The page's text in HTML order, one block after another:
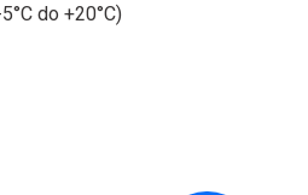
do +20°C)